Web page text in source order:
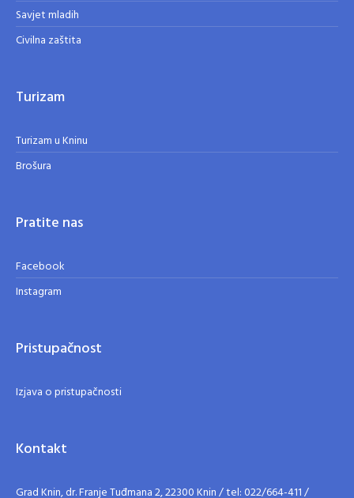
Savjet mladih
Civilna zaštita
Turizam
Turizam u Kninu
Brošura
Pratite nas
Facebook
Instagram
Pristupačnost
Izjava o pristupačnosti
Kontakt
Grad Knin, dr. Franje Tuđmana 2, 22300 Knin / tel: 022/664-411 /